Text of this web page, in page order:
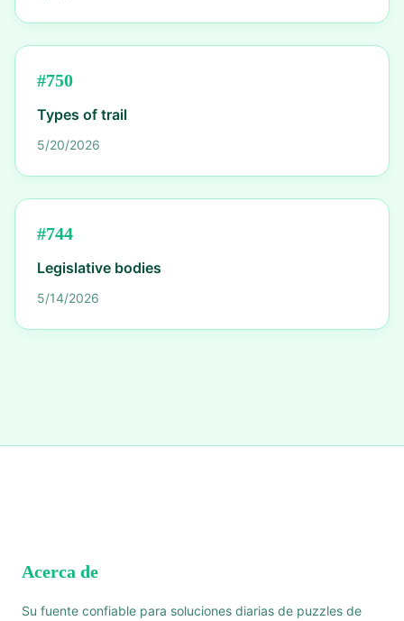
#750
Types of trail
5/20/2026
#744
Legislative bodies
5/14/2026
Acerca de
Su fuente confiable para soluciones diarias de puzzles de